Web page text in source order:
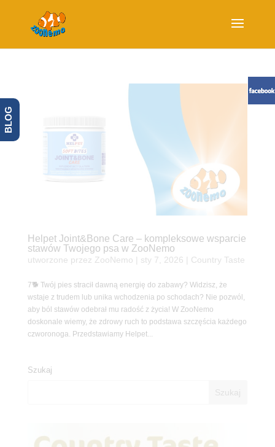
Helpet Joint&Bone Care – kompleksowe wsparcie
stawów Twojego psa w ZooNemo
utworzone przez ZooNemo sty 7, 2026 Country Taste
7🐕 Twój pies stracił dawną energię do zabawy? Widzisz, że
wstaje z trudem lub unika wchodzenia po schodach? Nie pozwól,
aby ból stawów odebrał mu radość z życia! W ZooNemo
doskonale wiemy, że zdrowy ruch to podstawa szczęścia każdego
czworonoga. Przedstawiamy Helpet...
Szukaj
BLOG